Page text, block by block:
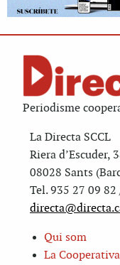
Periodisme
La Directa SCCL
Riera d’Escuder,
08028 Sants
Tel. 935 27 09
Qui som
La